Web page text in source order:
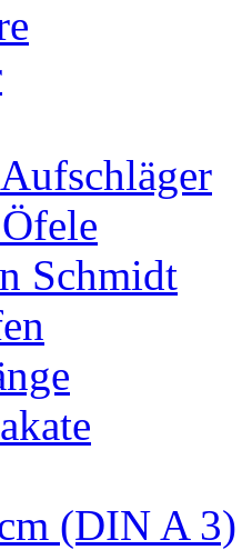
Schmidt
(DIN A 3)